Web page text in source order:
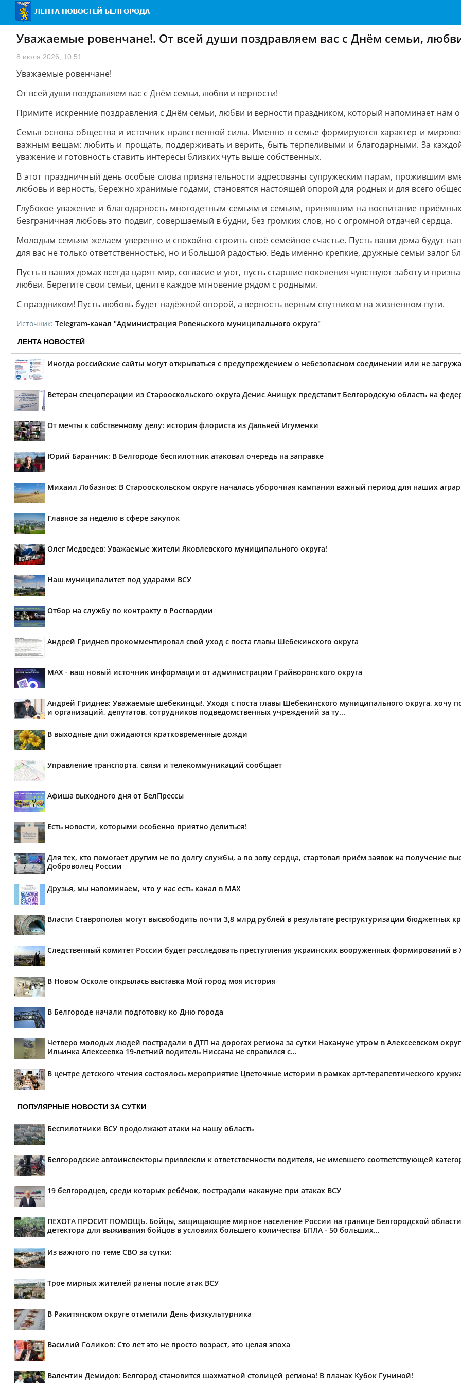
Уважаемые ровенчане!. От всей души поздравляем вас с Днём семьи,
8 июля 2026, 10:51
Уважаемые ровенчане!
От всей души поздравляем вас с Днём семьи, любви и верности!
Примите искренние поздравления с Днём семьи, любви и верности праздником, который напоминает нам
Семья основа общества и источник нравственной силы. Именно в семье формируются характер и
важным вещам: любить и прощать, поддерживать и верить, быть терпеливыми и благодарными. За
уважение и готовность ставить интересы близких чуть выше собственных.
В этот праздничный день особые слова признательности адресованы супружеским парам, прожившим
любовь и верность, бережно хранимые годами, становятся настоящей опорой для родных и для всего
Глубокое уважение и благодарность многодетным семьям и семьям, принявшим на воспитание
безграничная любовь это подвиг, совершаемый в будни, без громких слов, но с огромной отдачей сердца.
Молодым семьям желаем уверенно и спокойно строить своё семейное счастье. Пусть ваши дома будут
для вас не только ответственностью, но и большой радостью. Ведь именно крепкие, дружные семьи залог
Пусть в ваших домах всегда царят мир, согласие и уют, пусть старшие поколения чувствуют заботу и
любви. Берегите свои семьи, цените каждое мгновение рядом с родными.
С праздником! Пусть любовь будет надёжной опорой, а верность верным спутником на жизненном пути.
Источник: Telegram-канал "Администрация Ровеньского муниципального округа"
ЛЕНТА НОВОСТЕЙ
Иногда российские сайты могут открываться с предупреждением о небезопасном соединении или не
Ветеран спецоперации из Старооскольского округа Денис Анищук представит Белгородскую область на
От мечты к собственному делу: история флориста из Дальней Игуменки
Юрий Баранчик: В Белгороде беспилотник атаковал очередь на заправке
Михаил Лобазнов: В Старооскольском округе началась уборочная кампания важный период для наших
Главное за неделю в сфере закупок
Олег Медведев: Уважаемые жители Яковлевского муниципального округа!
Наш муниципалитет под ударами ВСУ
Отбор на службу по контракту в Росгвардии
Андрей Гриднев прокомментировал свой уход с поста главы Шебекинского округа
MAX - ваш новый источник информации от администрации Грайворонского округа
Андрей Гриднев: Уважаемые шебекинцы!. Уходя с поста главы Шебекинского муниципального округа, хочу
и организаций, депутатов, сотрудников подведомственных учреждений за ту...
В выходные дни ожидаются кратковременные дожди
Управление транспорта, связи и телекоммуникаций сообщает
Афиша выходного дня от БелПрессы
Есть новости, которыми особенно приятно делиться!
Для тех, кто помогает другим не по долгу службы, а по зову сердца, стартовал приём заявок на получение
Доброволец России
Друзья, мы напоминаем, что у нас есть канал в МАХ
Власти Ставрополья могут высвободить почти 3,8 млрд рублей в результате реструктуризации бюджетных
Следственный комитет России будет расследовать преступления украинских вооруженных формирований в
В Новом Осколе открылась выставка Мой город моя история
В Белгороде начали подготовку ко Дню города
Четверо молодых людей пострадали в ДТП на дорогах региона за сутки Накануне утром в Алексеевском
Ильинка Алексеевка 19-летний водитель Ниссана не справился с...
В центре детского чтения состоялось мероприятие Цветочные истории в рамках арт-терапевтического
ПОПУЛЯРНЫЕ НОВОСТИ ЗА СУТКИ
Беспилотники ВСУ продолжают атаки на нашу область
Белгородские автоинспекторы привлекли к ответственности водителя, не имевшего соответствующей
19 белгородцев, среди которых ребёнок, пострадали накануне при атаках ВСУ
ПЕХОТА ПРОСИТ ПОМОЩЬ. Бойцы, защищающие мирное население России на границе Белгородской
детектора для выживания бойцов в условиях большего количества БПЛА - 50 больших...
Из важного по теме СВО за сутки:
Трое мирных жителей ранены после атак ВСУ
В Ракитянском округе отметили День физкультурника
Василий Голиков: Сто лет это не просто возраст, это целая эпоха
Валентин Демидов: Белгород становится шахматной столицей региона! В планах Кубок Гуниной!